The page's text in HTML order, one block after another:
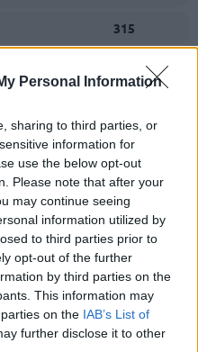
Personal Information
sharing to third parties, or
information for
use the below opt-out
Please note that after your
may continue seeing
information utilized by
to third parties prior to
opt-out of the further
by third parties on the
This information may
on the IAB’s List of
further disclose it to other
315
αίτηση -
θα πρέπει να
απαιτούμενα
υποβάλλεται μέσω
στην ηλεκτρονική
.
στην εφαρμογή, η